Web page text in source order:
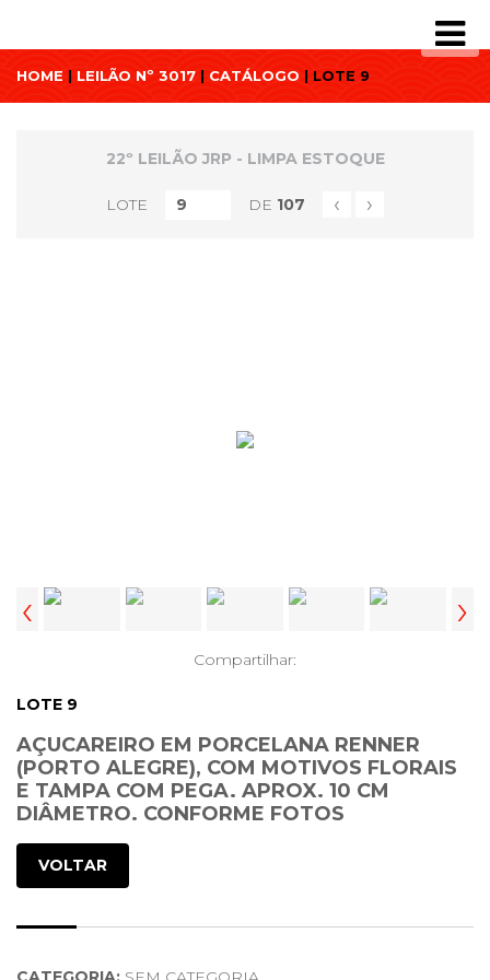
HOME | LEILÃO Nº 3017 | CATÁLOGO | LOTE 9
22º LEILÃO JRP - LIMPA ESTOQUE
LOTE DE 107 ‹ ›
‹ ›
Compartilhar:
LOTE 9
AÇUCAREIRO EM PORCELANA RENNER
(PORTO ALEGRE), COM MOTIVOS FLORAIS
E TAMPA COM PEGA. APROX. 10 CM
DIÂMETRO. CONFORME FOTOS
VOLTAR